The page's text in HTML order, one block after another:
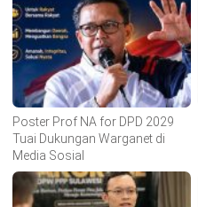
Poster Prof NA for DPD 2029
Tuai Dukungan Warganet di
Media Sosial